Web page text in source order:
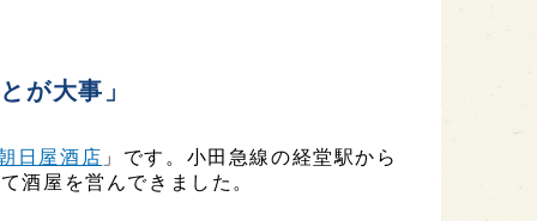
が大事」
日屋酒店 」です。小田急線の経堂駅から
酒屋を営んできました。